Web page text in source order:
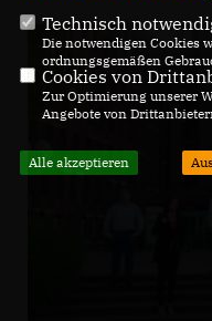
Technisch
Die notwendigen Cookies
ordnungsgemäßen
Cookies von
Zur Optimierung unserer
Angebote von
Alle akzeptieren